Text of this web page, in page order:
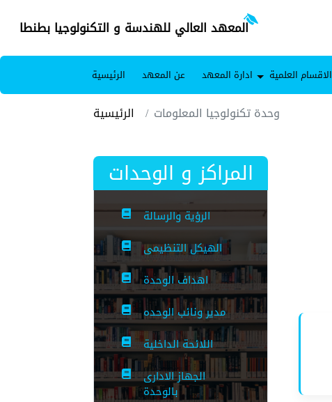
المعهد العالي للهندسة و التكنولوجيا بطنطا
الرئيسية عن المعهد ادارة المعهد الاقسام العلمية
الرئيسية وحدة تكنولوجيا المعلومات
المراكز و الوحدات
الرؤية والرسالة
الهيكل التنظيمى
اهداف الوحدة
مدير ونائب الوحده
اللائحة الداخلية
الجهاز الادارى
بالوحدة